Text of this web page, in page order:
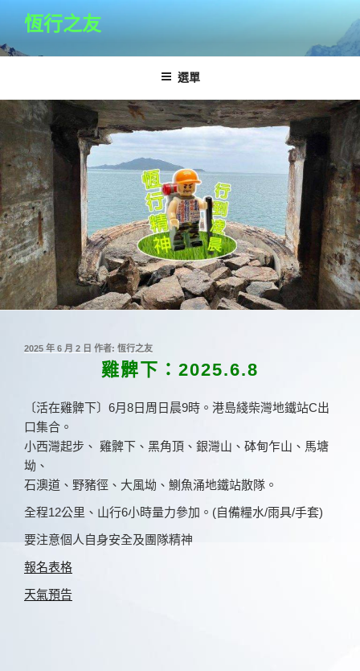
主
容
恆行之友
選單
發
2025 年 6 月 2 日 作者: 恆行之友
雞髀下：2025.6.8
〔活在雞髀下〕6月8日周日晨9時。港島綫柴灣地鐵站C出
口集合。
小西灣起步、 雞髀下、黑角頂、銀灣山、砵甸乍山、馬塘
坳、
石澳道、野豬徑、大風坳、鰂魚涌地鐵站散隊。
全程12公里、山行6小時量力參加。(自備糧水/雨具/手套)
要注意個人自身安全及團隊精神
報名表格
天氣預告